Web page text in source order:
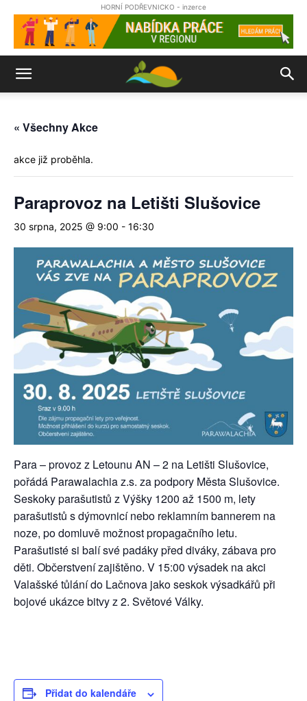
HORNÍ PODŘEVNICKO - inzerce
« Všechny Akce
akce již proběhla.
Paraprovoz na Letišti Slušovice
30 srpna, 2025 @ 9:00 - 16:30
Para – provoz z Letounu AN – 2 na Letišti Slušovice,
pořádá Parawalachia z.s. za podpory Města Slušovice.
Seskoky parašutistů z Výšky 1200 až 1500 m, lety
parašutistů s dýmovnicí nebo reklamním bannerem na
noze, po domluvě možnost propagačního letu.
Parašutisté si balí své padáky před diváky, zábava pro
děti. Občerstvení zajištěno. V 15:00 výsadek na akci
Valašské tůlání do Lačnova jako seskok výsadkářů při
bojové ukázce bitvy z 2. Světové Války.
Přidat do kalendáře